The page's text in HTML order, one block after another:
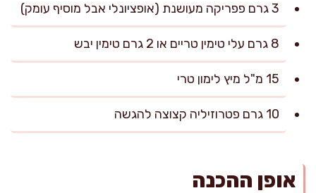
3 גרם פפריקה מעושנת (אופציונלי אבל מוסיף עומק)
8 גרם עלי טימין טריים או 2 גרם טימין יבש
15 מ"ל מיץ לימון טרי
10 גרם פטרוזיליה קצוצה להגשה
אופן ההכנה